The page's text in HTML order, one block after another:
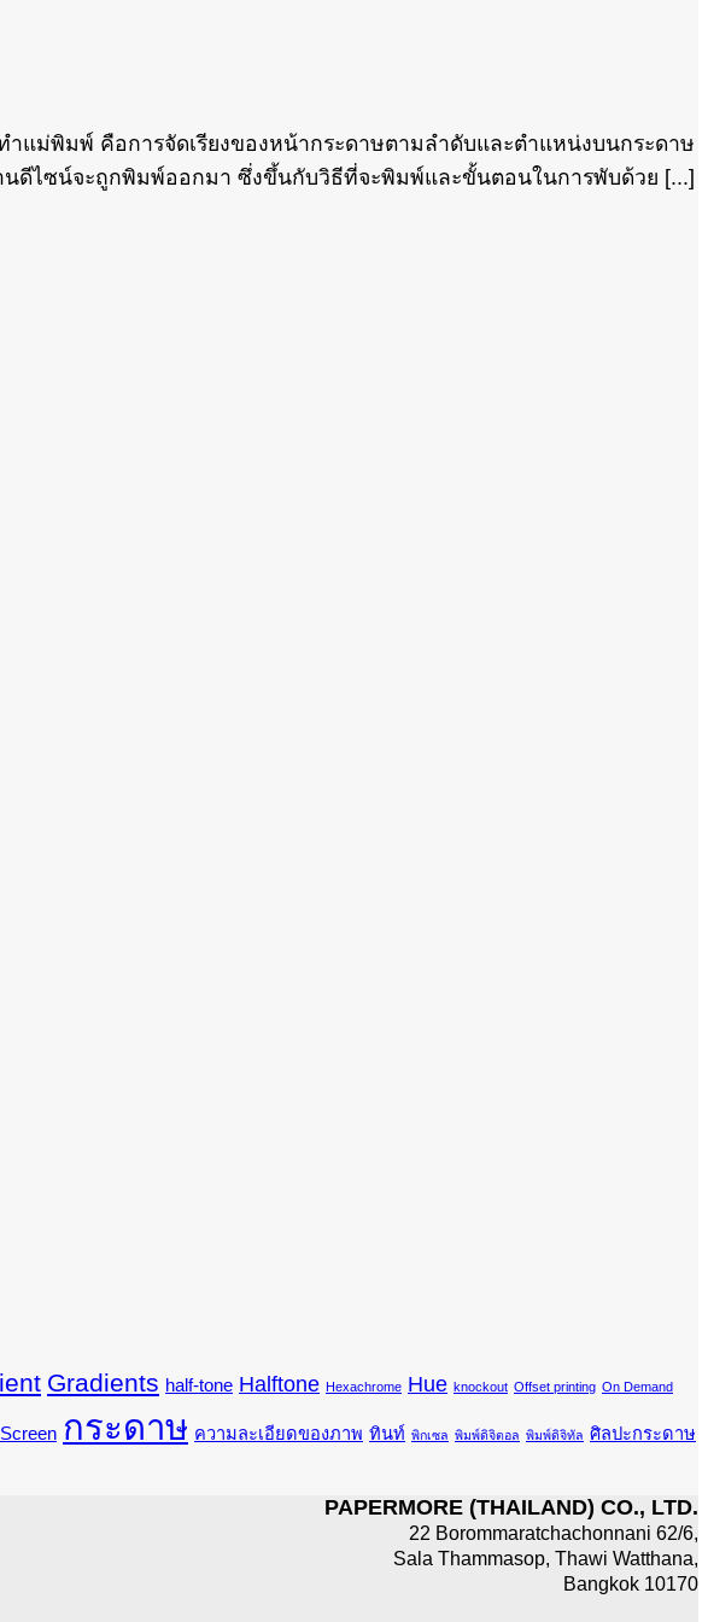
แม่พิมพ์ คือการจัดเรียงของหน้ากระดาษตามลำดับและตำแหน่งบนกระดาษ
ดีไซน์จะถูกพิมพ์ออกมา ซึ่งขึ้นกับวิธีที่จะพิมพ์และขั้นตอนในการพับด้วย [...]
Gradients half-tone Halftone Hexachrome Hue knockout Offset printing On Demand
กระดาษ ความละเอียดของภาพ ทินท์ พิกเซล พิมพ์ดิจิตอล พิมพ์ดิจิทัล ศิลปะกระดาษ
PAPERMORE (THAILAND) CO., LTD.
22 Borommaratchachonnani 62/6,
Sala Thammasop, Thawi Watthana,
Bangkok 10170